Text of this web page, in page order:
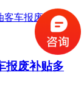
客车报废年限
报废补贴多